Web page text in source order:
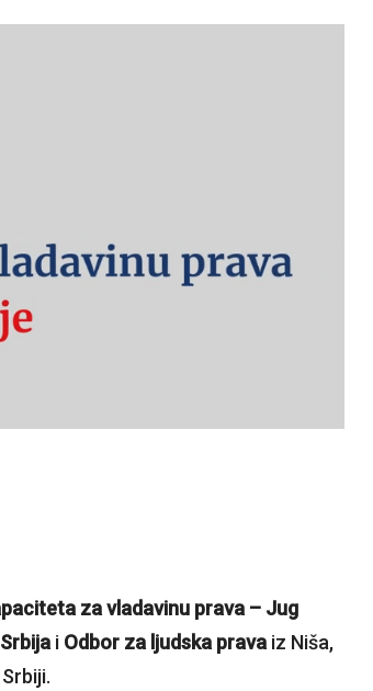
za vladavinu prava – Jug
i Odbor za ljudska prava iz Niša,